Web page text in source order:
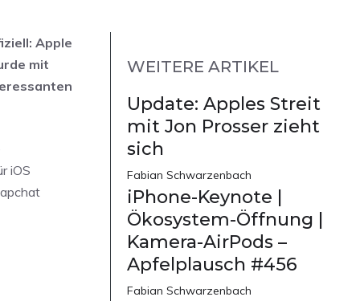
Apple
mit
iOS
WEITERE ARTIKEL
Update: Apples Streit
mit Jon Prosser zieht
sich
Fabian Schwarzenbach
iPhone-Keynote |
Ökosystem-Öffnung |
Kamera-AirPods –
Apfelplausch #456
Fabian Schwarzenbach